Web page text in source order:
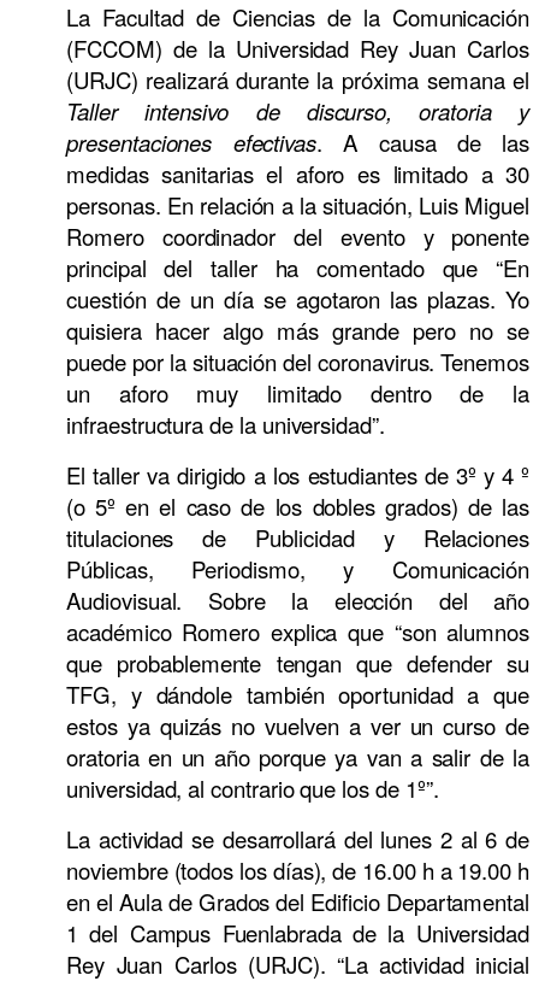
La Facultad de Ciencias de la Comunicación
(FCCOM) de la Universidad Rey Juan Carlos
(URJC) realizará durante la próxima semana el
Taller intensivo de discurso, oratoria y
presentaciones efectivas. A causa de las
medidas sanitarias el aforo es limitado a 30
personas. En relación a la situación, Luis Miguel
Romero coordinador del evento y ponente
principal del taller ha comentado que “En
cuestión de un día se agotaron las plazas. Yo
quisiera hacer algo más grande pero no se
puede por la situación del coronavirus. Tenemos
un aforo muy limitado dentro de la
infraestructura de la universidad”.
El taller va dirigido a los estudiantes de 3º y 4 º
(o 5º en el caso de los dobles grados) de las
titulaciones de Publicidad y Relaciones
Públicas, Periodismo, y Comunicación
Audiovisual. Sobre la elección del año
académico Romero explica que “son alumnos
que probablemente tengan que defender su
TFG, y dándole también oportunidad a que
estos ya quizás no vuelven a ver un curso de
oratoria en un año porque ya van a salir de la
universidad, al contrario que los de 1º”.
La actividad se desarrollará del lunes 2 al 6 de
noviembre (todos los días), de 16.00 h a 19.00 h
en el Aula de Grados del Edificio Departamental
1 del Campus Fuenlabrada de la Universidad
Rey Juan Carlos (URJC). “La actividad inicial